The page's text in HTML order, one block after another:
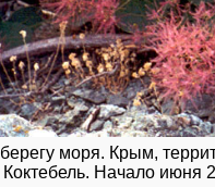
моря. Крым,
Начало июня